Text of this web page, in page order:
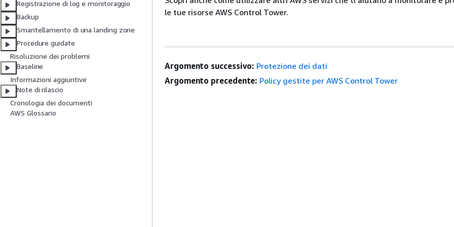
Registrazione di log e monitoraggio
Backup
Smantellamento di una landing zone
Procedure guidate
Risoluzione dei problemi
Baseline
Informazioni aggiuntive
Note di rilascio
Cronologia dei documenti
AWS Glossario
le tue risorse AWS Control Tower.
Argomento successivo: Protezione dei dati
Argomento precedente: Policy gestite per AWS Control Tower